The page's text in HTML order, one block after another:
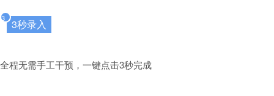
3 3秒录入
全程无需手工干预，一键点击3秒完成